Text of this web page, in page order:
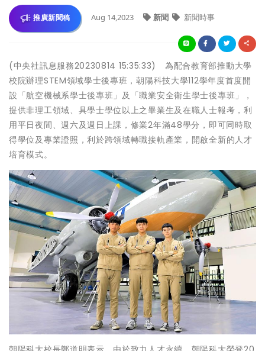
推廣新聞稿 Aug 14,2023 新聞 新聞時事
(中央社訊息服務20230814 15:35:33) 為配合教育部推動大學
校院辦理STEM領域學士後專班，朝陽科技大學112學年度首度開
設「航空機械系學士後專班」及「職業安全衛生學士後專班」，
提供非理工領域、具學士學位以上之畢業生及在職人士報考，利
用平日夜間、週六及週日上課，修業2年滿48學分，即可同時取
得學位及專業證照，利於跨領域轉職接軌產業，開啟全新的人才
培育模式。